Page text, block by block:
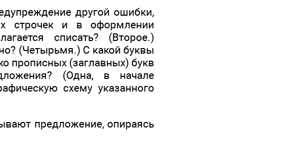
другой ошибки,
строчек и в оформлении
списать? (Второе.)
(Четырьмя.) С какой буквы
прописных (заглавных) букв
(Одна, в начале
схему указанного
предложение, опираясь